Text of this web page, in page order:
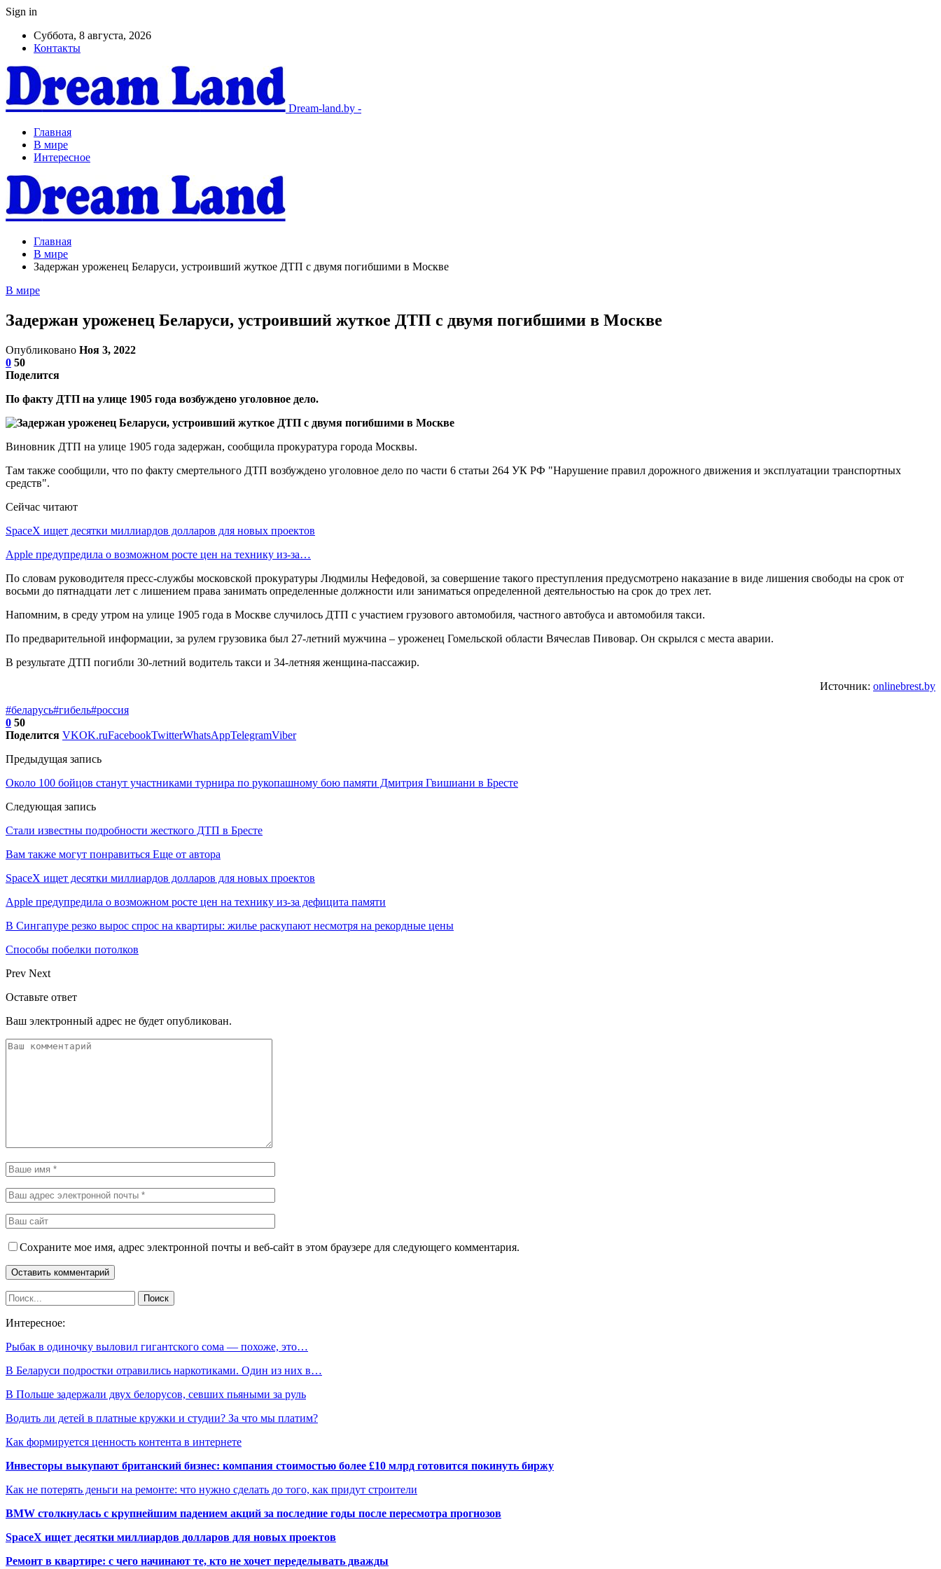
Sign in
Суббота, 8 августа, 2026
Контакты
Dream-land.by -
Главная
В мире
Интересное
Главная
В мире
Задержан уроженец Беларуси, устроивший жуткое ДТП с двумя погибшими в Москве
В мире
Задержан уроженец Беларуси, устроивший жуткое ДТП с двумя погибшими в Москве
Опубликовано Ноя 3, 2022
0 50
Поделится
По факту ДТП на улице 1905 года возбуждено уголовное дело.
Виновник ДТП на улице 1905 года задержан, сообщила прокуратура города Москвы.
Там также сообщили, что по факту смертельного ДТП возбуждено уголовное дело по части 6 статьи 264 УК РФ "Нарушение правил дорожного движения и эксплуатации транспортных
средств".
Сейчас читают
SpaceX ищет десятки миллиардов долларов для новых проектов
Apple предупредила о возможном росте цен на технику из-за…
По словам руководителя пресс-службы московской прокуратуры Людмилы Нефедовой, за совершение такого преступления предусмотрено наказание в виде лишения свободы на срок от
восьми до пятнадцати лет с лишением права занимать определенные должности или заниматься определенной деятельностью на срок до трех лет.
Напомним, в среду утром на улице 1905 года в Москве случилось ДТП с участием грузового автомобиля, частного автобуса и автомобиля такси.
По предварительной информации, за рулем грузовика был 27-летний мужчина – уроженец Гомельской области Вячеслав Пивовар. Он скрылся с места аварии.
В результате ДТП погибли 30-летний водитель такси и 34-летняя женщина-пассажир.
Источник: onlinebrest.by
#беларусь#гибель#россия
0 50
Поделится VKOK.ruFacebookTwitterWhatsAppTelegramViber
Предыдущая запись
Около 100 бойцов станут участниками турнира по рукопашному бою памяти Дмитрия Гвишиани в Бресте
Следующая запись
Стали известны подробности жесткого ДТП в Бресте
Вам также могут понравиться Еще от автора
SpaceX ищет десятки миллиардов долларов для новых проектов
Apple предупредила о возможном росте цен на технику из-за дефицита памяти
В Сингапуре резко вырос спрос на квартиры: жилье раскупают несмотря на рекордные цены
Способы побелки потолков
Prev Next
Оставьте ответ
Ваш электронный адрес не будет опубликован.
Сохраните мое имя, адрес электронной почты и веб-сайт в этом браузере для следующего комментария.
Интересное:
Рыбак в одиночку выловил гигантского сома — похоже, это…
В Беларуси подростки отравились наркотиками. Один из них в…
В Польше задержали двух белорусов, севших пьяными за руль
Водить ли детей в платные кружки и студии? За что мы платим?
Как формируется ценность контента в интернете
Инвесторы выкупают британский бизнес: компания стоимостью более £10 млрд готовится покинуть биржу
Как не потерять деньги на ремонте: что нужно сделать до того, как придут строители
BMW столкнулась с крупнейшим падением акций за последние годы после пересмотра прогнозов
SpaceX ищет десятки миллиардов долларов для новых проектов
Ремонт в квартире: с чего начинают те, кто не хочет переделывать дважды